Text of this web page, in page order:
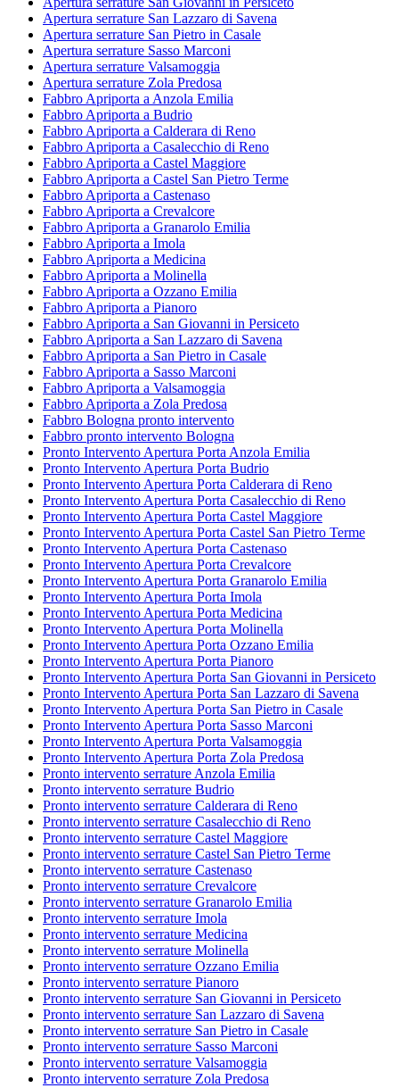
Apertura serrature San Lazzaro di Savena
Apertura serrature San Pietro in Casale
Apertura serrature Sasso Marconi
Apertura serrature Valsamoggia
Apertura serrature Zola Predosa
Fabbro Apriporta a Anzola Emilia
Fabbro Apriporta a Budrio
Fabbro Apriporta a Calderara di Reno
Fabbro Apriporta a Casalecchio di Reno
Fabbro Apriporta a Castel Maggiore
Fabbro Apriporta a Castel San Pietro Terme
Fabbro Apriporta a Castenaso
Fabbro Apriporta a Crevalcore
Fabbro Apriporta a Granarolo Emilia
Fabbro Apriporta a Imola
Fabbro Apriporta a Medicina
Fabbro Apriporta a Molinella
Fabbro Apriporta a Ozzano Emilia
Fabbro Apriporta a Pianoro
Fabbro Apriporta a San Giovanni in Persiceto
Fabbro Apriporta a San Lazzaro di Savena
Fabbro Apriporta a San Pietro in Casale
Fabbro Apriporta a Sasso Marconi
Fabbro Apriporta a Valsamoggia
Fabbro Apriporta a Zola Predosa
Fabbro Bologna pronto intervento
Fabbro pronto intervento Bologna
Pronto Intervento Apertura Porta Anzola Emilia
Pronto Intervento Apertura Porta Budrio
Pronto Intervento Apertura Porta Calderara di Reno
Pronto Intervento Apertura Porta Casalecchio di Reno
Pronto Intervento Apertura Porta Castel Maggiore
Pronto Intervento Apertura Porta Castel San Pietro Terme
Pronto Intervento Apertura Porta Castenaso
Pronto Intervento Apertura Porta Crevalcore
Pronto Intervento Apertura Porta Granarolo Emilia
Pronto Intervento Apertura Porta Imola
Pronto Intervento Apertura Porta Medicina
Pronto Intervento Apertura Porta Molinella
Pronto Intervento Apertura Porta Ozzano Emilia
Pronto Intervento Apertura Porta Pianoro
Pronto Intervento Apertura Porta San Giovanni in Persiceto
Pronto Intervento Apertura Porta San Lazzaro di Savena
Pronto Intervento Apertura Porta San Pietro in Casale
Pronto Intervento Apertura Porta Sasso Marconi
Pronto Intervento Apertura Porta Valsamoggia
Pronto Intervento Apertura Porta Zola Predosa
Pronto intervento serrature Anzola Emilia
Pronto intervento serrature Budrio
Pronto intervento serrature Calderara di Reno
Pronto intervento serrature Casalecchio di Reno
Pronto intervento serrature Castel Maggiore
Pronto intervento serrature Castel San Pietro Terme
Pronto intervento serrature Castenaso
Pronto intervento serrature Crevalcore
Pronto intervento serrature Granarolo Emilia
Pronto intervento serrature Imola
Pronto intervento serrature Medicina
Pronto intervento serrature Molinella
Pronto intervento serrature Ozzano Emilia
Pronto intervento serrature Pianoro
Pronto intervento serrature San Giovanni in Persiceto
Pronto intervento serrature San Lazzaro di Savena
Pronto intervento serrature San Pietro in Casale
Pronto intervento serrature Sasso Marconi
Pronto intervento serrature Valsamoggia
Pronto intervento serrature Zola Predosa